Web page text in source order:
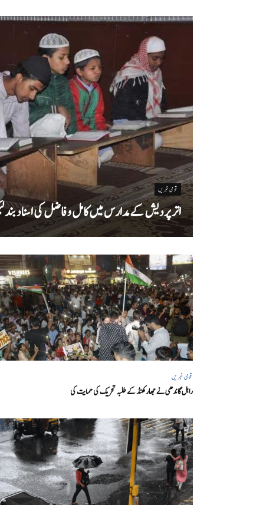
قومی خبریں
اتر پردیش کےمدارس میں کامل و فاضل کی اسناد بند
قومی خبریں
راہل گاندھی نے جھارکھنڈ کے طلبہ تحریک کی حمایت کی